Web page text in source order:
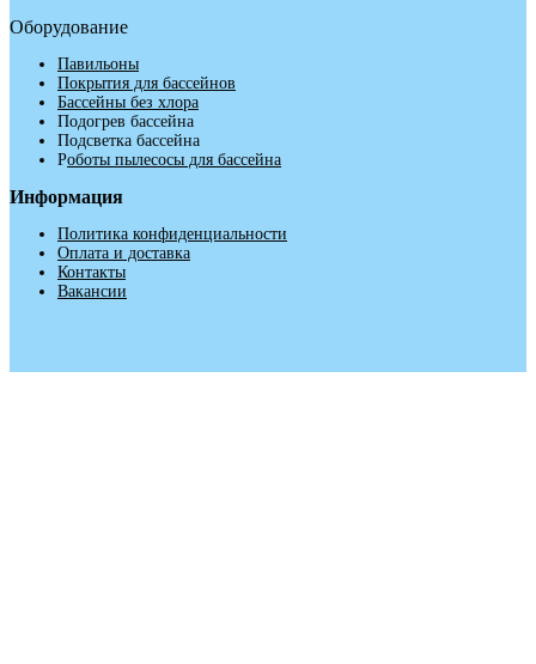
Оборудование
Павильоны
Покрытия для бассейнов
Бассейны без хлора
Подогрев бассейна
Подсветка бассейна
Роботы пылесосы для бассейна
Информация
Политика конфиденциальности
Оплата и доставка
Контакты
Вакансии